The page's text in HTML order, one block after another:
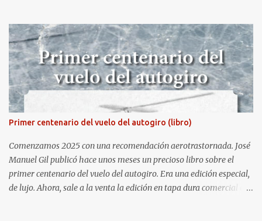
cercano en la senda de aterrizaje) pero... no es lo mismo :-) La cita
comenzaba a las 8:30 de la mañana en el control de seguridad de
la base militar con mas de 100 personas haciendo cola para
identificarnos antes de acceder. Una vez dentro, como otras
ocasiones, hemos dejado los coches en una zona común desde la
que nos han trasladado en autobuses por el interior de la base. La
primera parada ha sido en la plataforma al lado de donde estaban
aparcados los F18 y donde también había un veterano F4 Phantom
. Mientras tirábamos las primeras fotos los pilotos iban entrando
en sus aparatos y comenzaba la sinfoní...
Primer centenario del vuelo del autogiro (libro)
Comenzamos 2025 con una recomendación aerotrastornada. José
Manuel Gil publicó hace unos meses un precioso libro sobre el
primer centenario del vuelo del autogiro. Era una edición especial,
de lujo. Ahora, sale a la venta la edición en tapa dura comercial en